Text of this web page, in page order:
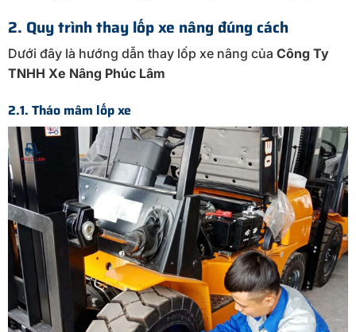
2. Quy trình thay lốp xe nâng đúng cách
Dưới đây là hướng dẫn thay lốp xe nâng của Công Ty
TNHH Xe Nâng Phúc Lâm
2.1. Tháo mâm lốp xe